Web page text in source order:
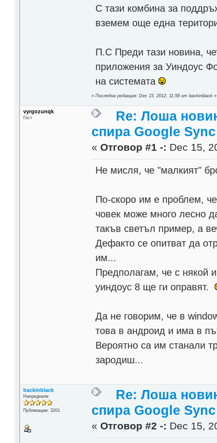
С тази комбина за
вземем още една
П.С Преди тази новина,
приложения за Уиндоус
на системата
«Последна редакция: Dec 15, 2012, 11:58 от backinblack »
vyrgozunqk
Гост
Re: Лоша
спира Google Sync
« Отговор #1 -: Dec 15,
Не мисля, че "малкият"
По-скоро им е проблем,
човек може много лесно
такъв светъл пример, а
Дефакто се опитват да
им...
Предполагам, че с някой
уиндоус 8 ще ги оправят.
Да не говорим, че в
това в андроид и има в
Вероятно са им станали
зародиш...
backinblack
Напреднали
Публикации: 3201
Re: Лоша
спира Google Sync
« Отговор #2 -: Dec 15,